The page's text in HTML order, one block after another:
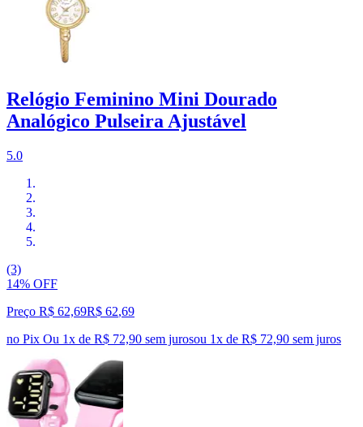
Relógio Feminino Mini Dourado
Analógico Pulseira Ajustável
5.0
(3)
14% OFF
Preço R$ 62,69R$ 62,69
no Pix Ou 1x de R$ 72,90 sem jurosou 1x de R$ 72,90 sem juros